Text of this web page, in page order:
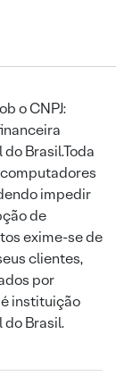
o CNPJ:
Brasil.Toda
impedir
de
exime-se de
clientes,
por
instituição
Brasil.